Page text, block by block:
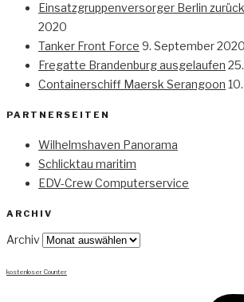
Einsatzgruppenversorger Berlin zurück
2020
Tanker Front Force 9. September 2020
Fregatte Brandenburg ausgelaufen
Containerschiff Maersk Serangoon
PARTNERSEITEN
Wilhelmshaven Panorama
Schlicktau maritim
EDV-Crew Computerservice
ARCHIV
Archiv
kostenloser Counter